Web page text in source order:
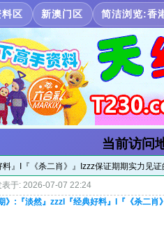
区 新澳门区 简洁浏览:香
当前访问
料』I『《杀二肖》』Izzz保证期期实力见
表于: 2026-07-07 22:24
》:『淡然』zzzI『经典好料』I『《杀二